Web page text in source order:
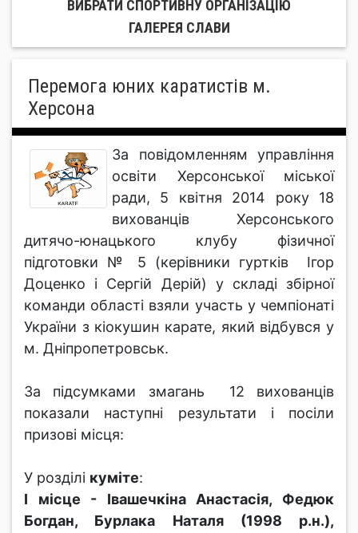
ВИБРАТИ СПОРТИВНУ ОРГАНIЗАЦIЮ
ГАЛЕРЕЯ СЛАВИ
Перемога юних каратистів м.
Херсона
За повідомленням управління
освіти Херсонської міської
ради, 5 квітня 2014 року 18
вихованців Херсонського
дитячо-юнацького клубу фізичної
підготовки № 5 (керівники гуртків Ігор
Доценко і Сергій Дерій) у складі збірної
команди області взяли участь у чемпіонаті
України з кіокушин карате, який відбувся у
м. Дніпропетровськ.
За підсумками змагань 12 вихованців
показали наступні результати і посіли
призові місця:
У розділі куміте:
І місце - Івашечкіна Анастасія, Федюк
Богдан, Бурлака Наталя (1998 р.н.),